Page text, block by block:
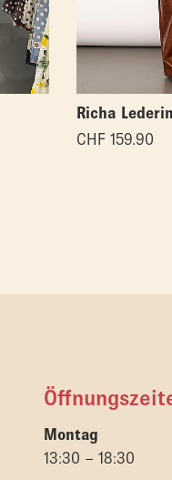
Richa
CHF159.90
Montag
13:30 – 18:30